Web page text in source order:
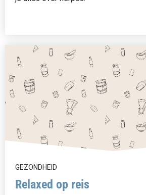
GEZONDHEID
Relaxed op reis